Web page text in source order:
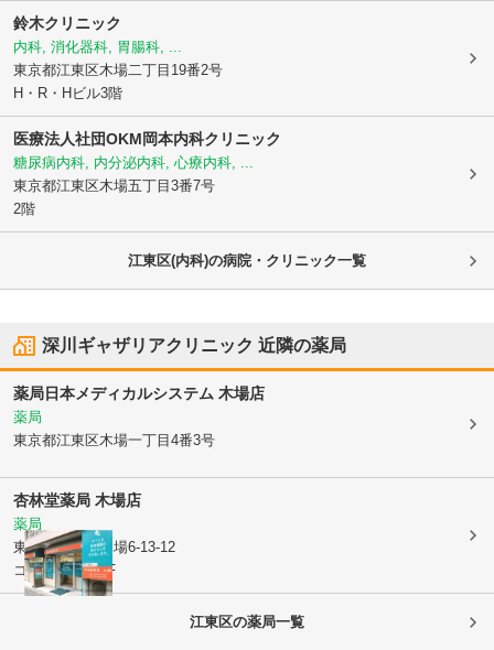
鈴木クリニック
内科, 消化器科, 胃腸科, ...
東京都江東区木場二丁目19番2号
H・R・Hビル3階
医療法人社団OKM岡本内科クリニック
糖尿病内科, 内分泌内科, 心療内科, ...
東京都江東区木場五丁目3番7号
2階
江東区(内科)の病院・クリニック一覧
深川ギャザリアクリニック 近隣の薬局
薬局日本メディカルシステム 木場店
薬局
東京都江東区木場一丁目4番3号
杏林堂薬局 木場店
薬局
東京都江東区木場6-13-12
コーポ千代乃1F
江東区の薬局一覧